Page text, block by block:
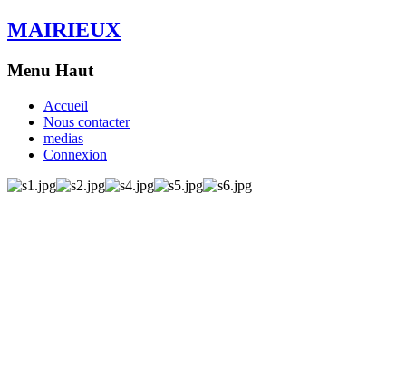
MAIRIEUX
Menu Haut
Accueil
Nous contacter
medias
Connexion